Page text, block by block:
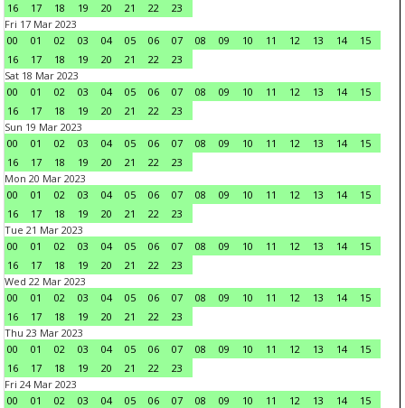
16 17 18 19 20 21 22
23
Fri 17 Mar 2023
00
01 02 03 04 05 06 07 08 09 10 11 12 13 14
15
16
17 18 19 20 21 22
23
Sat 18 Mar 2023
00
01 02 03 04 05 06 07 08 09 10 11 12 13 14
15
16
17 18 19 20 21 22
23
Sun 19 Mar 2023
00
01 02 03 04 05 06 07 08 09 10 11 12 13 14
15
16
17 18 19 20 21 22
23
Mon 20 Mar 2023
00
01 02 03 04 05 06 07 08 09 10 11 12 13 14
15
16
17 18 19 20 21 22
23
Tue 21 Mar 2023
00
01 02 03 04 05 06 07 08 09 10 11 12 13 14
15
16
17 18 19 20 21 22
23
Wed 22 Mar 2023
00
01 02 03 04 05 06 07 08 09 10 11 12 13 14
15
16
17 18 19 20 21 22
23
Thu 23 Mar 2023
00
01 02 03 04 05 06 07 08 09 10 11 12 13 14
15
16
17 18 19 20 21 22
23
Fri 24 Mar 2023
00
01 02 03 04 05 06 07 08 09 10 11 12 13 14
15